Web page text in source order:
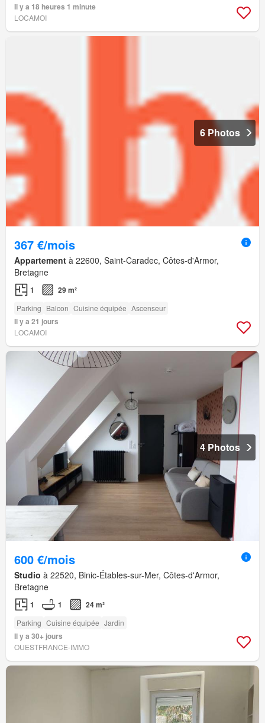
Il y a 18 heures 1 minute
LOCAMOI
6 Photos
367 €/mois
Appartement à 22600, Saint-Caradec, Côtes-d'Armor,
Bretagne
1 29 m²
Parking Balcon Cuisine équipée Ascenseur
Il y a 21 jours
LOCAMOI
4 Photos
600 €/mois
Studio à 22520, Binic-Étables-sur-Mer, Côtes-d'Armor,
Bretagne
1 1 24 m²
Parking Cuisine équipée Jardin
Il y a 30+ jours
OUESTFRANCE-IMMO